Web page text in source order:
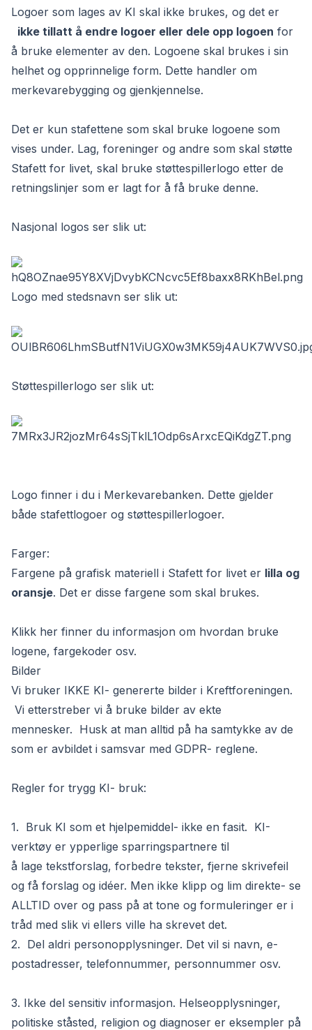
Logoer som lages av KI skal ikke brukes, og det er
ikke tillatt å endre logoer eller dele opp logoen for
å bruke elementer av den. Logoene skal brukes i sin
helhet og opprinnelige form. Dette handler om
merkevarebygging og gjenkjennelse.
Det er kun stafettene som skal bruke logoene som
vises under. Lag, foreninger og andre som skal støtte
Stafett for livet, skal bruke støttespillerlogo etter de
retningslinjer som er lagt for å få bruke denne.
Nasjonal logos ser slik ut:
Logo med stedsnavn ser slik ut:
Støttespillerlogo ser slik ut:
Logo finner i du i Merkevarebanken. Dette gjelder
både stafettlogoer og støttespillerlogoer.
Farger:
Fargene på grafisk materiell i Stafett for livet er lilla og
oransje. Det er disse fargene som skal brukes.
Klikk her finner du informasjon om hvordan bruke
logene, fargekoder osv.
Bilder
Vi bruker IKKE KI- genererte bilder i Kreftforeningen.
Vi etterstreber vi å bruke bilder av ekte
mennesker. Husk at man alltid på ha samtykke av de
som er avbildet i samsvar med GDPR- reglene.
Regler for trygg KI- bruk:
1. Bruk KI som et hjelpemiddel- ikke en fasit. KI-
verktøy er ypperlige sparringspartnere til
å lage tekstforslag, forbedre tekster, fjerne skrivefeil
og få forslag og idéer. Men ikke klipp og lim direkte- se
ALLTID over og pass på at tone og formuleringer er i
tråd med slik vi ellers ville ha skrevet det.
2. Del aldri personopplysninger. Det vil si navn, e-
postadresser, telefonnummer, personnummer osv.
3. Ikke del sensitiv informasjon. Helseopplysninger,
politiske ståsted, religion og diagnoser er eksempler på